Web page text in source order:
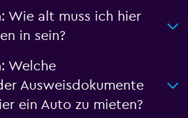
Wie alt muss ich hier
in sein?
Welche
Ausweisdokumente
ein Auto zu mieten?